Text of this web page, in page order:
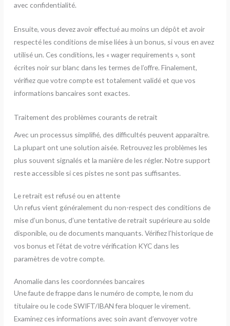
avec confidentialité.
Ensuite, vous devez avoir effectué au moins un dépôt et avoir
respecté les conditions de mise liées à un bonus, si vous en avez
utilisé un. Ces conditions, les « wager requirements », sont
écrites noir sur blanc dans les termes de l’offre. Finalement,
vérifiez que votre compte est totalement validé et que vos
informations bancaires sont exactes.
Traitement des problèmes courants de retrait
Avec un processus simplifié, des difficultés peuvent apparaître.
La plupart ont une solution aisée. Retrouvez les problèmes les
plus souvent signalés et la manière de les régler. Notre support
reste accessible si ces pistes ne sont pas suffisantes.
Le retrait est refusé ou en attente
Un refus vient généralement du non-respect des conditions de
mise d’un bonus, d’une tentative de retrait supérieure au solde
disponible, ou de documents manquants. Vérifiez l’historique de
vos bonus et l’état de votre vérification KYC dans les
paramètres de votre compte.
Anomalie dans les coordonnées bancaires
Une faute de frappe dans le numéro de compte, le nom du
titulaire ou le code SWIFT/IBAN fera bloquer le virement.
Examinez ces informations avec soin avant d’envoyer votre